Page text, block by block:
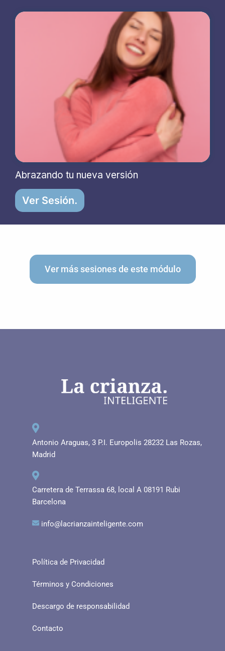
Abrazando tu nueva versión
Ver Sesión.
Ver más sesiones de este módulo
Antonio Araguas, 3 P.I. Europolis 28232 Las Rozas,
Madrid
Carretera de Terrassa 68, local A 08191 Rubi
Barcelona
info@lacrianzainteligente.com
Política de Privacidad
Términos y Condiciones
Descargo de responsabilidad
Contacto